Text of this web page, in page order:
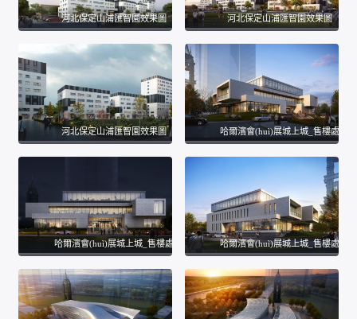
河北保定山浦匯智園效果圖 河北保定山浦匯智園效果圖
河北保定山浦匯智園效果圖 哈爾濱會(huì)展城上城_售樓處
哈爾濱會(huì)展城上城_售樓處 哈爾濱會(huì)展城上城_售樓處